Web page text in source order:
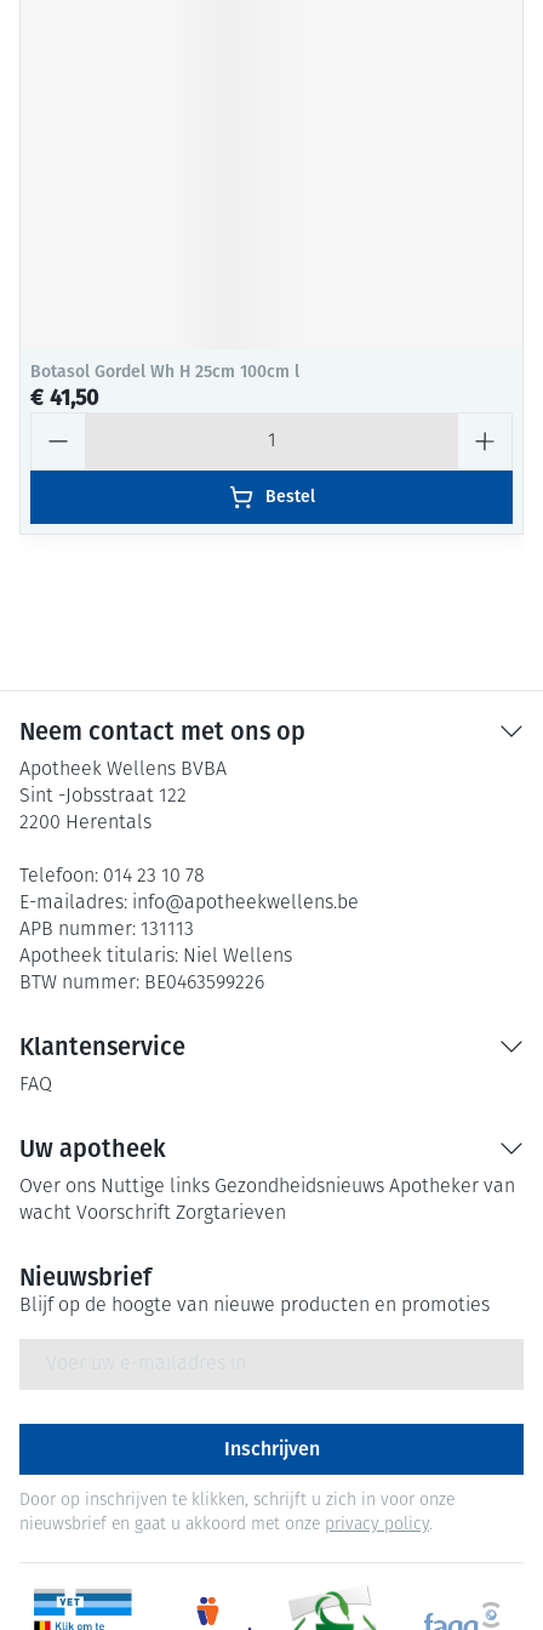
Botasol Gordel Wh H 25cm 100cm l
€ 41,50
Bestel
Neem contact met ons op
Apotheek Wellens BVBA
Sint -Jobsstraat 122
2200 Herentals
Telefoon: 014 23 10 78
E-mailadres: info@apotheekwellens.be
APB nummer: 131113
Apotheek titularis: Niel Wellens
BTW nummer: BE0463599226
Klantenservice
FAQ
Uw apotheek
Over ons Nuttige links Gezondheidsnieuws Apotheker van
wacht Voorschrift Zorgtarieven
Nieuwsbrief
Blijf op de hoogte van nieuwe producten en promoties
Inschrijven
Door op inschrijven te klikken, schrijft u zich in voor onze
nieuwsbrief en gaat u akkoord met onze privacy policy.